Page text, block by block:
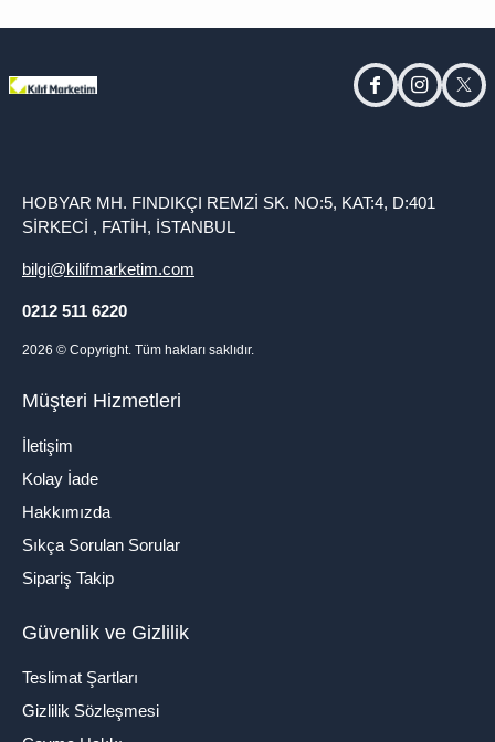
facebookinstagram
HOBYAR MH. FINDIKÇI REMZİ SK. NO:5, KAT:4, D:401
SİRKECİ , FATİH, İSTANBUL
bilgi@kilifmarketim.com
0212 511 6220
2026 © Copyright. Tüm hakları saklıdır.
Müşteri Hizmetleri
İletişim
Kolay İade
Hakkımızda
Sıkça Sorulan Sorular
Sipariş Takip
Güvenlik ve Gizlilik
Teslimat Şartları
Gizlilik Sözleşmesi